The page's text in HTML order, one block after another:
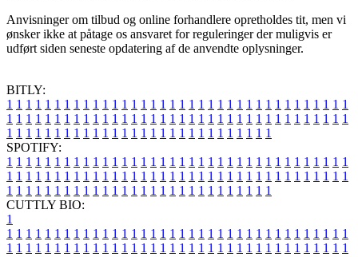
Anvisninger om tilbud og online forhandlere opretholdes tit, men vi
ønsker ikke at påtage os ansvaret for reguleringer der muligvis er
udført siden seneste opdatering af de anvendte oplysninger.
BITLY:
1 1 1 1 1 1 1 1 1 1 1 1 1 1 1 1 1 1 1 1 1 1 1 1 1 1 1 1 1 1 1 1 1 1 1 1
1 1 1 1 1 1 1 1 1 1 1 1 1 1 1 1 1 1 1 1 1 1 1 1 1 1 1 1 1 1 1 1 1 1 1 1
1 1 1 1 1 1 1 1 1 1 1 1 1 1 1 1 1 1 1 1 1 1 1 1 1 1 1 1
SPOTIFY:
1 1 1 1 1 1 1 1 1 1 1 1 1 1 1 1 1 1 1 1 1 1 1 1 1 1 1 1 1 1 1 1 1 1 1 1
1 1 1 1 1 1 1 1 1 1 1 1 1 1 1 1 1 1 1 1 1 1 1 1 1 1 1 1 1 1 1 1 1 1 1 1
1 1 1 1 1 1 1 1 1 1 1 1 1 1 1 1 1 1 1 1 1 1 1 1 1 1 1 1
CUTTLY BIO:
1
1 1 1 1 1 1 1 1 1 1 1 1 1 1 1 1 1 1 1 1 1 1 1 1 1 1 1 1 1 1 1 1 1 1 1 1
1 1 1 1 1 1 1 1 1 1 1 1 1 1 1 1 1 1 1 1 1 1 1 1 1 1 1 1 1 1 1 1 1 1 1 1